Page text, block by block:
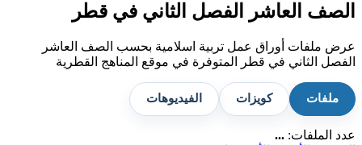
الصف العاشر الفصل الثاني في قطر
عرض ملفات أوراق عمل تربية اسلامية بحسب الصف العاشر
الفصل الثاني في قطر المتوفرة في موقع المناهج القطرية
ملفات كويزات الفيديوهات
عدد الملفات: ...